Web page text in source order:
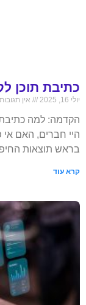
כתיבת תוכן
יולי 16, 2025 אין תגובות
הקדמה: למה כתיבת
היי חברים, האם
בראש תוצאות
קרא עוד